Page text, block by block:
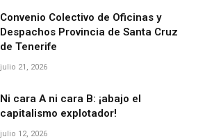
Convenio Colectivo de Oficinas y
Despachos Provincia de Santa Cruz
de Tenerife
julio 21, 2026
Ni cara A ni cara B: ¡abajo el
capitalismo explotador!
julio 12, 2026